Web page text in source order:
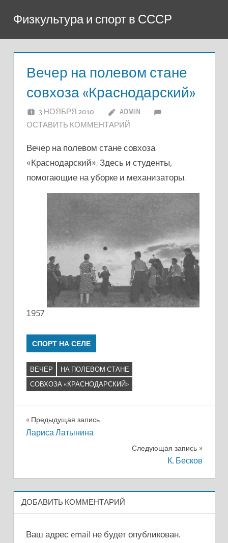
содержимому
Физкультура и спорт в СССР
Вечер на полевом стане
совхоза «Краснодарский»
3 НОЯБРЯ 2010
ADMIN
ОСТАВИТЬ КОММЕНТАРИЙ
Вечер на полевом стане совхоза
«Краснодарский». Здесь и студенты,
помогающие на уборке и механизаторы.
1957
СПОРТ НА СЕЛЕ
ВЕЧЕР
НА ПОЛЕВОМ СТАНЕ
СОВХОЗА «КРАСНОДАРСКИЙ»
Навигация
по
Предыдущая запись
Лариса Латынина
Следующая запись
К. Бесков
ДОБАВИТЬ КОММЕНТАРИЙ
Ваш адрес email не будет опубликован.